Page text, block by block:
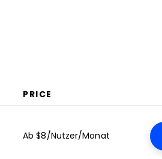
PRICE
Ab $8/Nutzer/Monat